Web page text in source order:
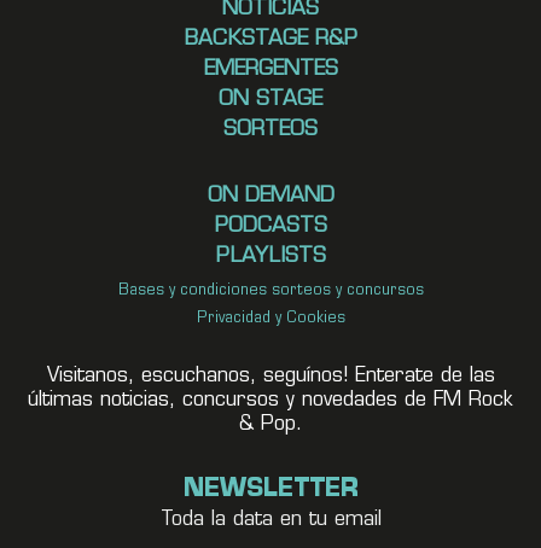
NOTICIAS
BACKSTAGE R&P
EMERGENTES
ON STAGE
SORTEOS
ON DEMAND
PODCASTS
PLAYLISTS
Bases y condiciones sorteos y concursos
Privacidad y Cookies
Visitanos, escuchanos, seguínos! Enterate de las
últimas noticias, concursos y novedades de FM Rock
& Pop.
NEWSLETTER
Toda la data en tu email